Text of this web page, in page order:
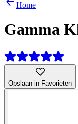
Home
Gamma
Opslaan in Favorieten